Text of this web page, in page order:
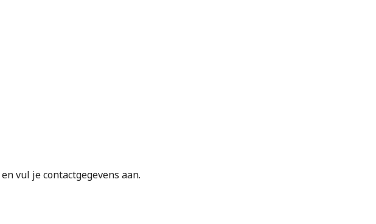
en vul je contactgegevens aan.